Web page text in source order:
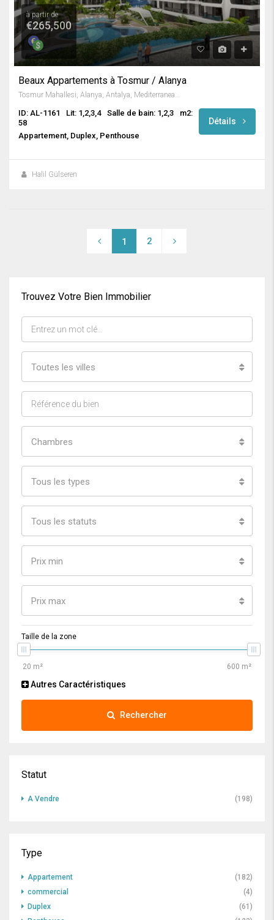
à partir de
€265,500
Beaux Appartements à Tosmur / Alanya
ID: AL-1161 Lit: 1,2,3,4 Salle de bain: 1,2,3
m2:
58
Appartement, Duplex, Penthouse
Détails
Halil Gülseren
1 2
Trouvez Votre Bien Immobilier
Toutes les villes
Chambres
Tous les types
Tous les statuts
Prix min
Prix max
Taille de la zone
Autres Caractéristiques
Rechercher
Statut
A Vendre (198)
Type
Appartement
(182)
commercial
(4)
Duplex
(61)